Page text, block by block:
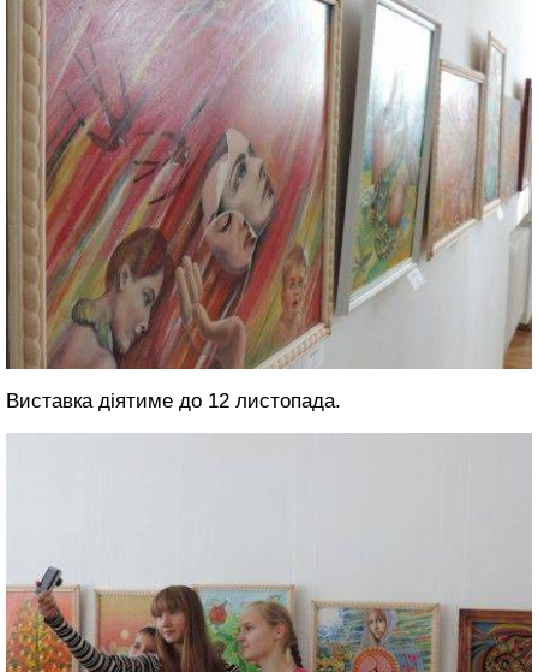
Виставка діятиме до 12 листопада.